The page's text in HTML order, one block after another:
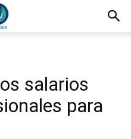
salarios
para